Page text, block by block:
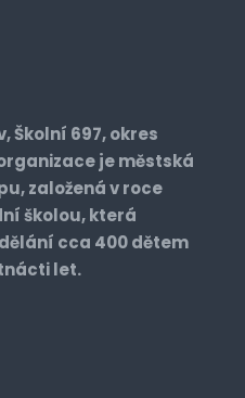
Školní 697, okres
je městská
založená v roce
školou, která
cca 400 dětem
let.